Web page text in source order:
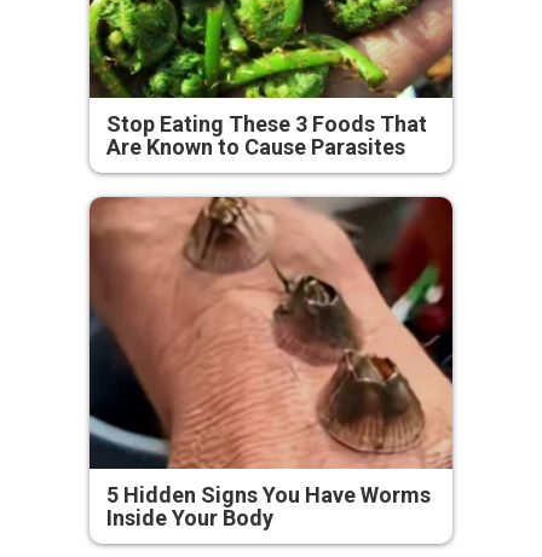
Stop Eating These 3 Foods That
Are Known to Cause Parasites
5 Hidden Signs You Have Worms
Inside Your Body